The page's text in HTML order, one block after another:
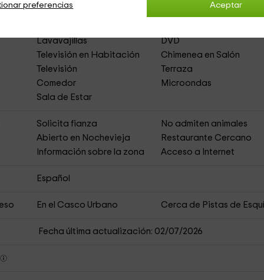
Aceptar
preferencias
Lavavajillas
DVD
Televisión en Habitación
Chimenea en Salón
Televisión
Terraza
Comedor
Microondas
Sala de Estar
Solicita fianza
No admiten animales
Abierto en Nochevieja
Restaurante Cercano
Información sobre la zona Acceso a Internet
Español
En el Casco Urbano Cerca de Pistas de Esquí
Fecha última actualización: 02/07/2026